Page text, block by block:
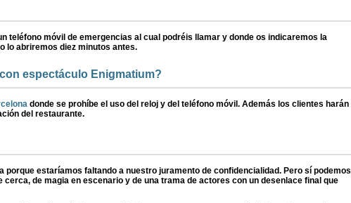
teléfono móvil de emergencias al cual podréis llamar y donde os indicaremos la
lo abriremos diez minutos antes.
espectáculo Enigmatium?
donde se prohíbe el uso del reloj y del teléfono móvil. Además los clientes harán
del restaurante.
porque estaríamos faltando a nuestro juramento de confidencialidad. Pero sí podemos
de magia en escenario y de una trama de actores con un desenlace final que